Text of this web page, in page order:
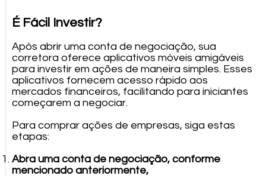
É Fácil Investir?
Após abrir uma conta de negociação, sua
corretora oferece aplicativos móveis amigáveis
para investir em ações de maneira simples. Esses
aplicativos fornecem acesso rápido aos
mercados financeiros, facilitando para iniciantes
começarem a negociar.
Para comprar ações de empresas, siga estas
etapas:
Abra uma conta de negociação, conforme
mencionado anteriormente,